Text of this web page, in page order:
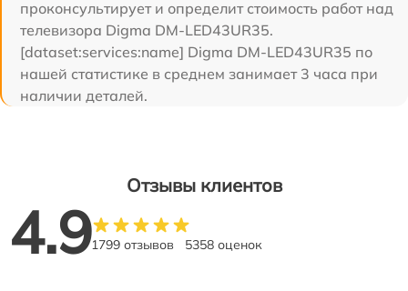
проконсультирует и определит стоимость работ над
телевизора Digma DM-LED43UR35.
[dataset:services:name] Digma DM-LED43UR35 по
нашей статистике в среднем занимает 3 часа при
наличии деталей.
Отзывы клиентов
4.91799 отзывов 5358 оценок